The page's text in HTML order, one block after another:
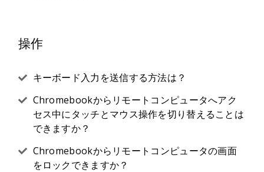
操作
キーボード入力を送信する方法は？
Chromebookからリモートコンピュータへアク
セス中にタッチとマウス操作を切り替えることは
できますか？
Chromebookからリモートコンピュータの画面
をロックできますか？